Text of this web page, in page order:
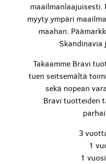
maailmanlaajuisesti.
myyty ympäri
maahan.
Skandinavia
Takaamme Bravi
tuen seitsemältä
sekä nopean
Bravi tuotteiden
3
1
1